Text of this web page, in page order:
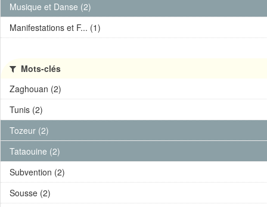
Musique et Danse (2)
Manifestations et F... (1)
Mots-clés
Zaghouan (2)
Tunis (2)
Tozeur (2)
Tataouine (2)
Subvention (2)
Sousse (2)